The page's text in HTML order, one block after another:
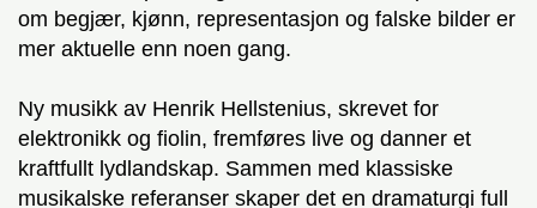
om begjær, kjønn, representasjon og falske bilder er
mer aktuelle enn noen gang.
Ny musikk av Henrik Hellstenius, skrevet for
elektronikk og fiolin, fremføres live og danner et
kraftfullt lydlandskap. Sammen med klassiske
musikalske referanser skaper det en dramaturgi full